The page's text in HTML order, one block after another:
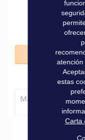
Método de
atención
estas
Carta